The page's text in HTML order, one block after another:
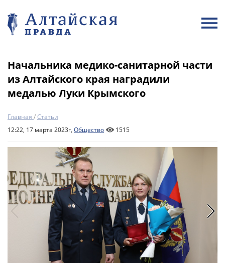
Начальника медико-санитарной части
из Алтайского края наградили
медалью Луки Крымского
Главная /Статьи
12:22, 17 марта 2023г, Общество 1515